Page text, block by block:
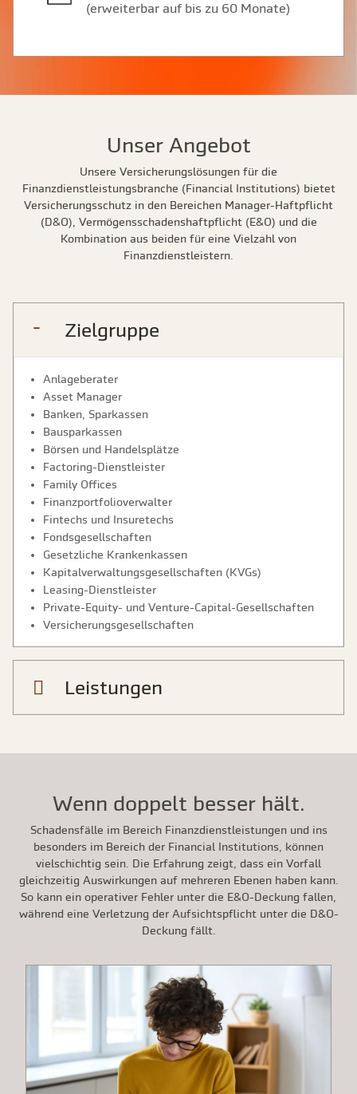
(erweiterbar auf bis zu 60 Monate)
Unser Angebot
Unsere Versicherungslösungen für die
Finanzdienstleistungsbranche (Financial Institutions) bietet
Versicherungsschutz in den Bereichen Manager-Haftpflicht
(D&O), Vermögensschadenshaftpflicht (E&O) und die
Kombination aus beiden für eine Vielzahl von
Finanzdienstleistern.
Zielgruppe
Anlageberater
Asset Manager
Banken, Sparkassen
Bausparkassen
Börsen und Handelsplätze
Factoring-Dienstleister
Family Offices
Finanzportfolioverwalter
Fintechs und Insuretechs
Fondsgesellschaften
Gesetzliche Krankenkassen
Kapitalverwaltungsgesellschaften (KVGs)
Leasing-Dienstleister
Private-Equity- und Venture-Capital-Gesellschaften
Versicherungsgesellschaften
Leistungen
Wenn doppelt besser hält.
Schadensfälle im Bereich Finanzdienstleistungen und ins
besonders im Bereich der Financial Institutions, können
vielschichtig sein. Die Erfahrung zeigt, dass ein Vorfall
gleichzeitig Auswirkungen auf mehreren Ebenen haben kann.
So kann ein operativer Fehler unter die E&O-Deckung fallen,
während eine Verletzung der Aufsichtspflicht unter die D&O-
Deckung fällt.